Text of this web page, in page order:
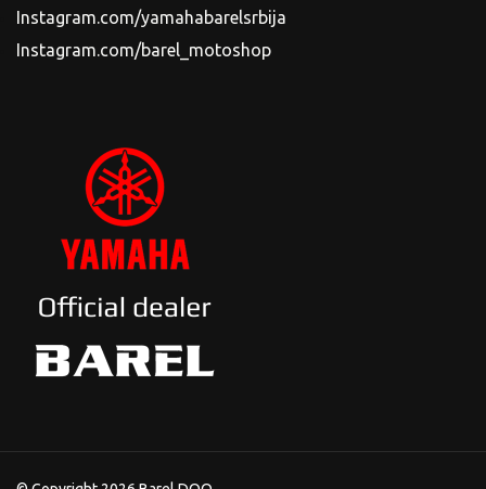
Instagram.com/yamahabarelsrbija
Instagram.com/barel_motoshop